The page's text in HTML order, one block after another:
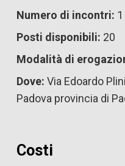
Numero di incontri: 1
Posti disponibili: 20
Modalità di
Dove: Via Edoardo
Padova provincia di
Costi